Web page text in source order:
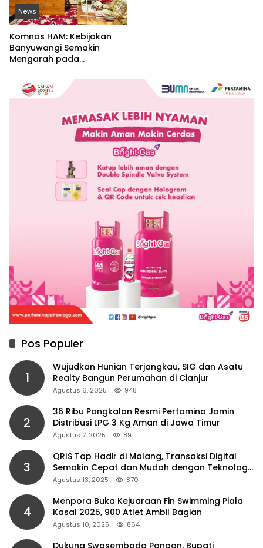
News
Komnas HAM: Kebijakan
Banyuwangi Semakin
Mengarah pada
Pos Populer
1
Wujudkan Hunian Terjangkau, SIG dan Asatu
Realty Bangun Perumahan di Cianjur
Agustus 6, 2025 948
2
36 Ribu Pangkalan Resmi Pertamina Jamin
Distribusi LPG 3 Kg Aman di Jawa Timur
Agustus 7, 2025 891
3
QRIS Tap Hadir di Malang, Transaksi Digital
Semakin Cepat dan Mudah dengan Teknologi
NFC
Agustus 13, 2025 870
4
Menpora Buka Kejuaraan Fin Swimming Piala
Kasal 2025, 900 Atlet Ambil Bagian
Agustus 10, 2025 864